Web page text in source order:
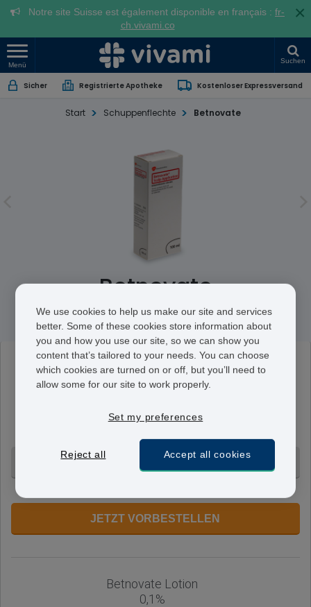
Notre site Suisse est également disponible en français : fr-
ch.vivami.co
×
Menü
Suchen
Sicher Registrierte Apotheke Kostenloser Expressversand
Start Schuppenflechte Betnovate
Betnovate
Betamethasone (as valerate)
Betnovate Kopfhautlotion
0,1%
Betamethasonvalerat. Sie wird ein- bis zweimal am Tag
1 Tube - CHF 96.95
JETZT VORBESTELLEN
Betnovate Lotion
0,1%
We use cookies to help us make our site and services
better. Some of these cookies store information about
you and how you use our site, so we can show you
content that’s tailored to your needs. You can choose
which cookies are turned on or off, but you’ll need to
allow some for our site to work properly.
Set my preferences
Reject all Accept all cookies